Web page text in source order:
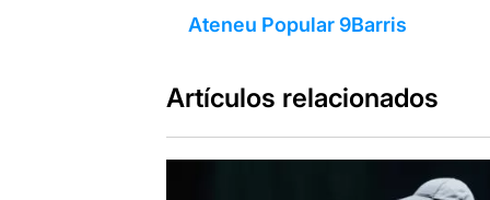
Ateneu Popular 9Barris
Artículos relacionados